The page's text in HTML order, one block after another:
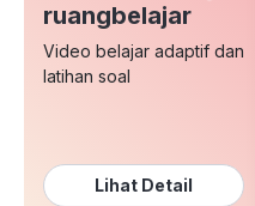
ruangbelajar
Video belajar adaptif dan
latihan soal
Lihat Detail